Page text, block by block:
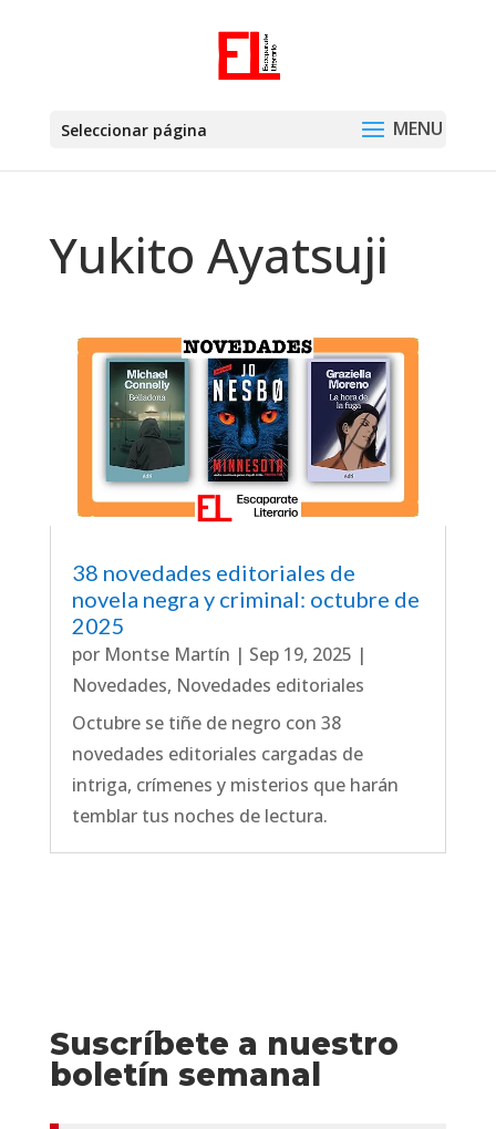
Seleccionar página
Yukito Ayatsuji
38 novedades editoriales de
novela negra y criminal: octubre de
2025
por Montse Martín | Sep 19, 2025 |
Novedades, Novedades editoriales
Octubre se tiñe de negro con 38
novedades editoriales cargadas de
intriga, crímenes y misterios que harán
temblar tus noches de lectura.
Suscríbete a nuestro
boletín semanal